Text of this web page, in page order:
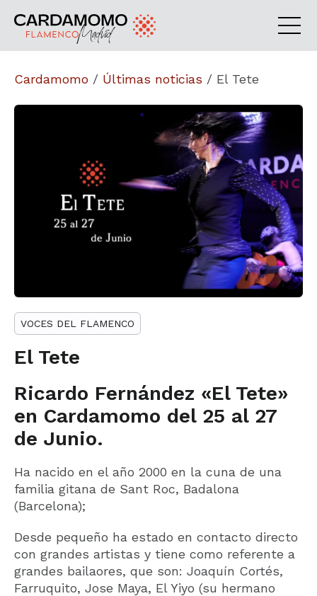
Cardamomo / Últimas noticias / El Tete
VOCES DEL FLAMENCO
El Tete
Ricardo Fernández «El Tete»
en Cardamomo del 25 al 27
de Junio.
Ha nacido en el año 2000 en la cuna de una
familia gitana de Sant Roc, Badalona
(Barcelona);
Desde pequeño ha estado en contacto directo
con grandes artistas y tiene como referente a
grandes bailaores, que son: Joaquín Cortés,
Farruquito, Jose Maya, El Yiyo (su hermano